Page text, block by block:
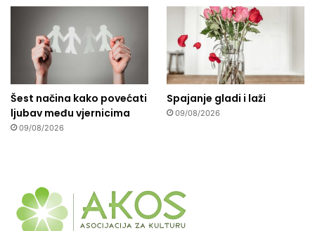
Šest načina kako povećati
ljubav među vjernicima
09/08/2026
Spajanje gladi i laži
09/08/2026